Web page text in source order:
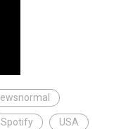
Spotify USA